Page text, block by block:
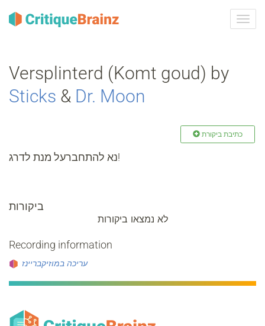
ברר
ניווט
Versplinterd (Komt goud) by
Sticks & Dr. Moon
כתיבת ביקורת
נא להתחברעל מנת לדרג!
ביקורות
לא נמצאו ביקורות
Recording information
עריכה במוזיקבריינז